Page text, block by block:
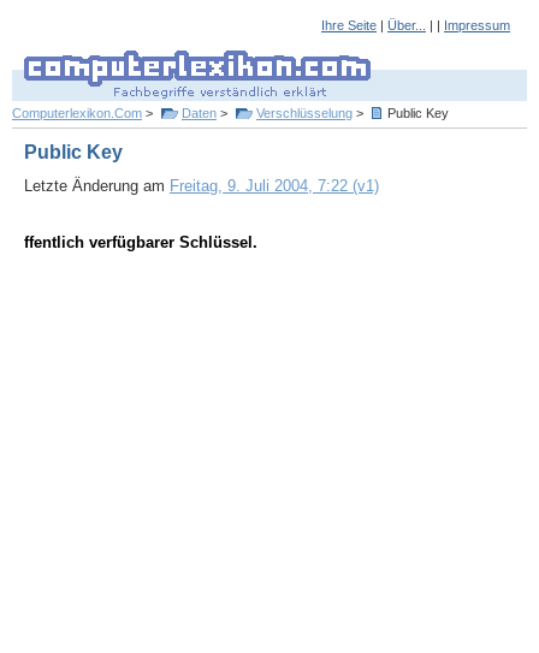
Ihre Seite | Über... | | Impressum
Computerlexikon.Com > Daten > Verschlüsselung > Public Key
Public Key
Letzte Änderung am Freitag, 9. Juli 2004, 7:22 (v1)
ffentlich verfügbarer Schlüssel.